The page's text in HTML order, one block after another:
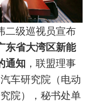
级巡视员宣布
东省大湾区新能
通知 ，联盟理事
车研究院（电动
院），秘书处单